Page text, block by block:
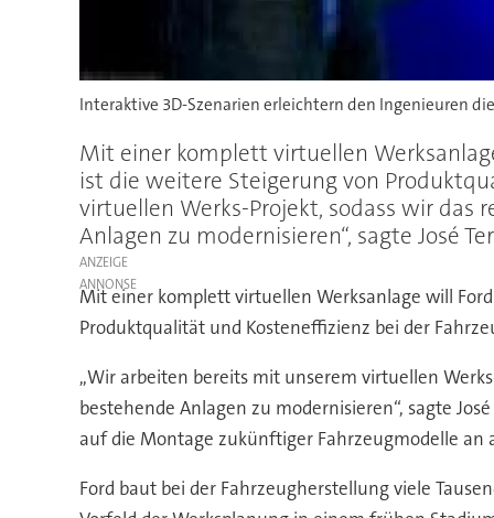
Interaktive 3D-Szenarien erleichtern den Ingenieuren
Mit einer komplett virtuellen
ist die weitere Steigerung von
virtuellen Werks-Projekt, sodass wir das
Anlagen zu modernisieren“, sagte José
ANZEIGE
Mit einer komplett virtuellen Werksanlage will
Produktqualität und Kosteneffizienz bei der
,,Wir arbeiten bereits mit unserem virtuellen
bestehende Anlagen zu modernisieren“, sagte
auf die Montage zukünftiger Fahrzeugmodelle an
Ford baut bei der Fahrzeugherstellung viele